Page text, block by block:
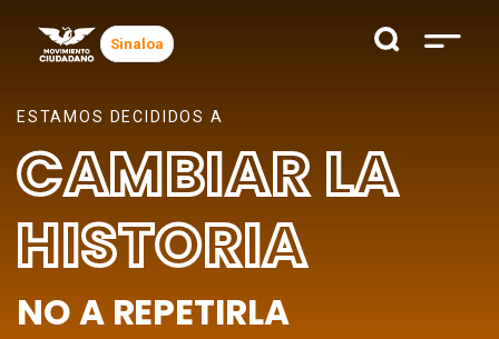
Sinaloa
LA VIEJA POLÍTICA HABLA, NUESTRO
MOVIMIENTO
ESCUCHA
PRONTO EN TU CIUDAD